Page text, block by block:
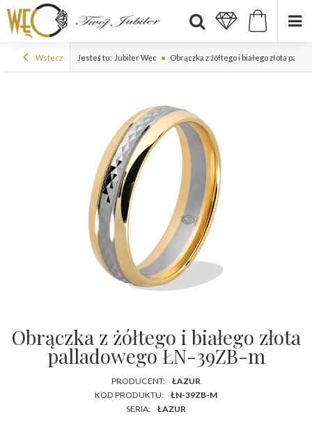
Wstecz Jesteś tu: Jubiler Węc Obrączka z żółtego i białego złota
Obrączka z żółtego i białego złota
palladowego ŁN-39ZB-m
PRODUCENT:
ŁAZUR
KOD PRODUKTU:
ŁN-39ZB-M
SERIA:
ŁAZUR